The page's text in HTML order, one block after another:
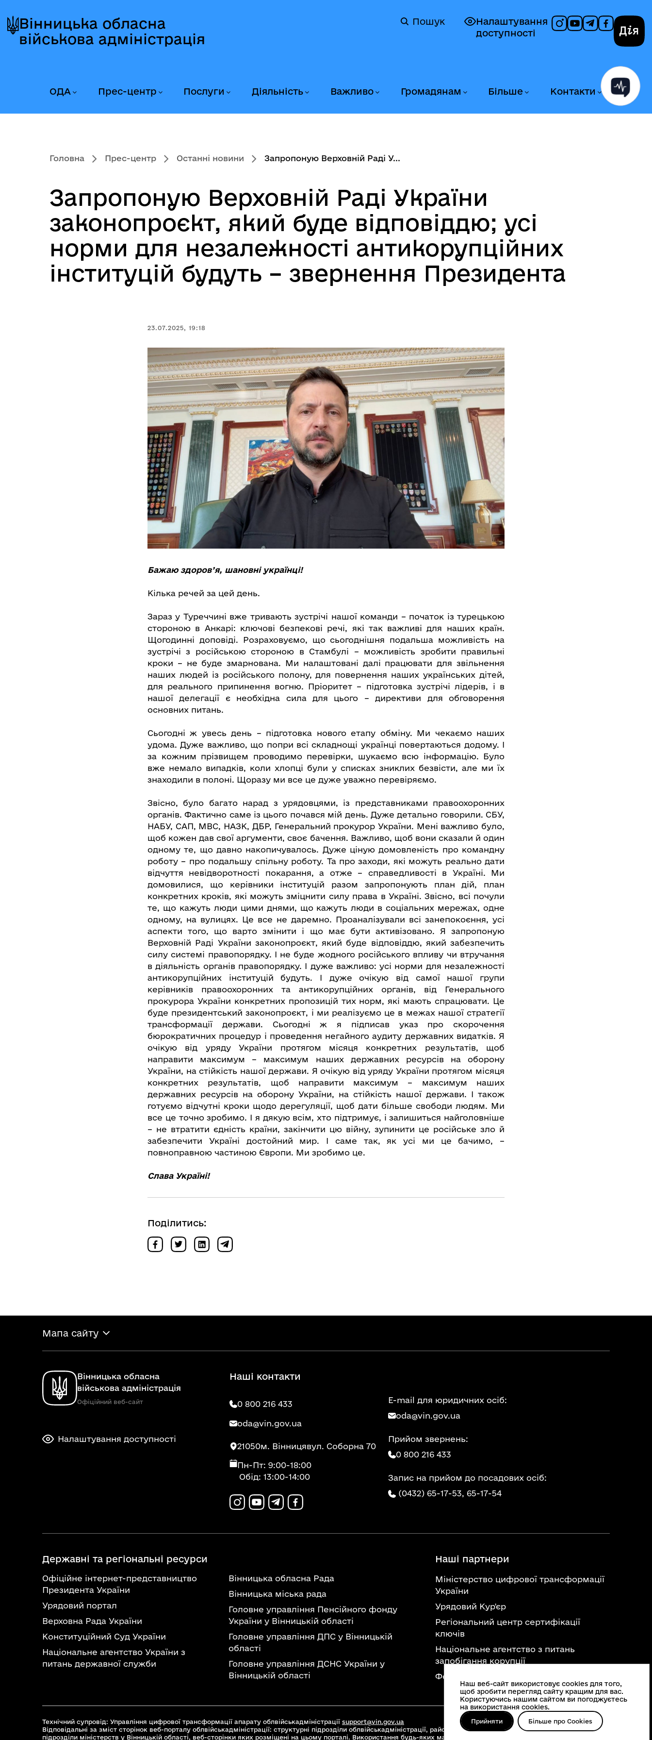
до
головного
до
головного
вмісту
до
головного
колонтитула
Вінницька обласна
військова адміністрація
Налаштування
доступності
Пошук
ОДА Прес-центр Послуги Діяльність Важливо Громадянам Більше Контакти
Головна Прес-центр Останні новини Запропоную Верховній Раді У...
Запропоную Верховній Раді України
законопроєкт, який буде відповіддю; усі
норми для незалежності антикорупційних
інституцій будуть – звернення Президента
23.07.2025, 19:18
Бажаю здоров’я, шановні українці!
Кілька речей за цей день.
Зараз у Туреччині вже тривають зустрічі нашої команди – початок із турецькою
стороною в Анкарі: ключові безпекові речі, які так важливі для наших країн.
Щогодинні доповіді. Розраховуємо, що сьогоднішня подальша можливість на
зустрічі з російською стороною в Стамбулі – можливість зробити правильні
кроки – не буде змарнована. Ми налаштовані далі працювати для звільнення
наших людей із російського полону, для повернення наших українських дітей,
для реального припинення вогню. Пріоритет – підготовка зустрічі лідерів, і в
нашої делегації є необхідна сила для цього – директиви для обговорення
основних питань.
Сьогодні ж увесь день – підготовка нового етапу обміну. Ми чекаємо наших
удома. Дуже важливо, що попри всі складнощі українці повертаються додому. І
за кожним прізвищем проводимо перевірки, шукаємо всю інформацію. Було
вже немало випадків, коли хлопці були у списках зниклих безвісти, але ми їх
знаходили в полоні. Щоразу ми все це дуже уважно перевіряємо.
Звісно, було багато нарад з урядовцями, із представниками правоохоронних
органів. Фактично саме із цього почався мій день. Дуже детально говорили. СБУ,
НАБУ, САП, МВС, НАЗК, ДБР, Генеральний прокурор України. Мені важливо було,
щоб кожен дав свої аргументи, своє бачення. Важливо, щоб вони сказали й один
одному те, що давно накопичувалось. Дуже ціную домовленість про командну
роботу – про подальшу спільну роботу. Та про заходи, які можуть реально дати
відчуття невідворотності покарання, а отже – справедливості в Україні. Ми
домовилися, що керівники інституцій разом запропонують план дій, план
конкретних кроків, які можуть зміцнити силу права в Україні. Звісно, всі почули
те, що кажуть люди цими днями, що кажуть люди в соціальних мережах, одне
одному, на вулицях. Це все не даремно. Проаналізували всі занепокоєння, усі
аспекти того, що варто змінити і що має бути активізовано. Я запропоную
Верховній Раді України законопроєкт, який буде відповіддю, який забезпечить
силу системі правопорядку. І не буде жодного російського впливу чи втручання
в діяльність органів правопорядку. І дуже важливо: усі норми для незалежності
антикорупційних інституцій будуть. І дуже очікую від самої нашої групи
керівників правоохоронних та антикорупційних органів, від Генерального
прокурора України конкретних пропозицій тих норм, які мають спрацювати. Це
буде президентський законопроєкт, і ми реалізуємо це в межах нашої стратегії
трансформації держави. Сьогодні ж я підписав указ про скорочення
бюрократичних процедур і проведення негайного аудиту державних видатків. Я
очікую від уряду України протягом місяця конкретних результатів, щоб
направити максимум – максимум наших державних ресурсів на оборону
України, на стійкість нашої держави. Я очікую від уряду України протягом місяця
конкретних результатів, щоб направити максимум – максимум наших
державних ресурсів на оборону України, на стійкість нашої держави. І також
готуємо відчутні кроки щодо дерегуляції, щоб дати більше свободи людям. Ми
все це точно зробимо. І я дякую всім, хто підтримує, і залишиться найголовніше
– не втратити єдність країни, закінчити цю війну, зупинити це російське зло й
забезпечити Україні достойний мир. І саме так, як усі ми це бачимо, –
повноправною частиною Європи. Ми зробимо це.
Слава Україні!
Поділитись:
Мапа сайту
Вінницька обласна
військова адміністрація
Офіційний веб-сайт
Налаштування доступності
Наші контакти
0 800 216 433
oda@vin.gov.ua
21050м. Вінницявул. Соборна 70
Пн-Пт: 9:00-18:00
Обід: 13:00-14:00
E-mail для юридичних осіб:
oda@vin.gov.ua
Прийом звернень:
0 800 216 433
Запис на прийом до посадових осіб:
(0432) 65-17-53, 65-17-54
Державні та регіональні ресурси
Офіційне інтернет-представництво
Президента України
Урядовий портал
Верховна Рада України
Конституційний Суд України
Національне агентство України з
питань державної служби
Вінницька обласна Рада
Вінницька міська рада
Головне управління Пенсійного фонду
України у Вінницькій області
Головне управління ДПС у Вінницькій
області
Головне управління ДСНС України у
Вінницькій області
Наші партнери
Міністерство цифрової трансформації
України
Урядовий Кур'єр
Регіональний центр сертифікації
ключів
Національне агентство з питань
запобігання корупції
Федерація професійних спілок України
Технічний супровід: Управління цифрової трансформації апарату облвійськадміністрації support@vin.gov.ua
Відповідальні за зміст сторінок веб-порталу облвійськадміністрації: структурні підрозділи облвійськадміністрації, районні військові адміністрації, територіальні
підрозділи міністерств у Вінницькій області, веб-сторінки яких розміщені на цьому порталі. Використання будь-яких матеріалів, що опубліковані на цьому сайті,
Наш веб-сайт використовує cookies для того,
щоб зробити перегляд сайту кращим для вас.
Користуючись нашим сайтом ви погоджуєтесь
на використання cookies.
Прийняти Більше про Cookies